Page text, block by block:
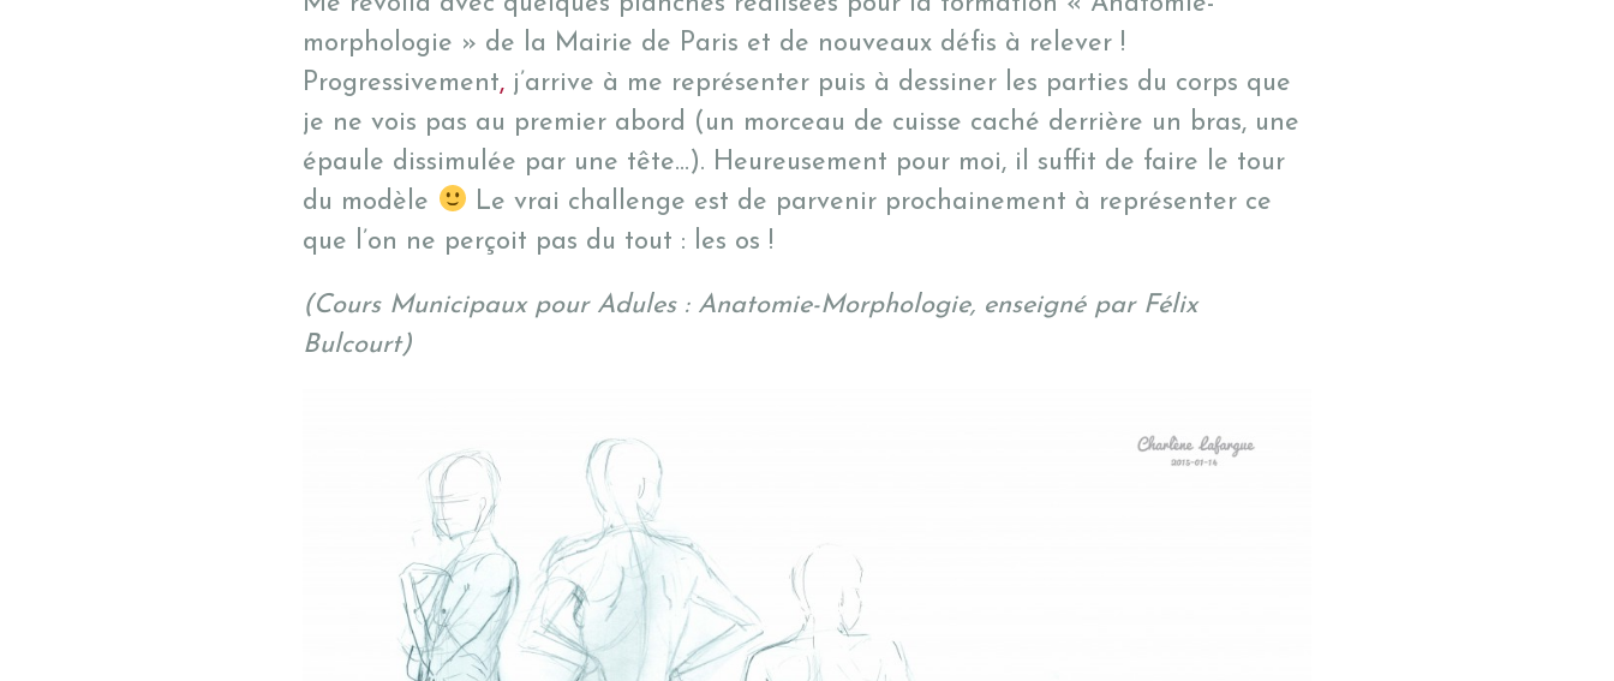
morphologie » de la Mairie de Paris et de nouveaux défis à relever !
Progressivement, j’arrive à me représenter puis à dessiner les parties du corps que
je ne vois pas au premier abord (un morceau de cuisse caché derrière un bras, une
épaule dissimulée par une tête…). Heureusement pour moi, il suffit de faire le tour
du modèle
Le vrai challenge est de parvenir prochainement à représenter ce
que l’on ne perçoit pas du tout : les os !
(Cours Municipaux pour Adules : Anatomie-Morphologie, enseigné par Félix
Bulcourt)